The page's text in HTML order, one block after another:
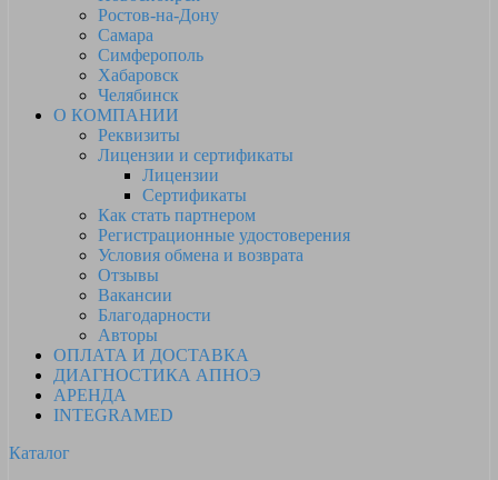
Ростов-на-Дону
Самара
Симферополь
Хабаровск
Челябинск
О КОМПАНИИ
Реквизиты
Лицензии и сертификаты
Лицензии
Сертификаты
Как стать партнером
Регистрационные удостоверения
Условия обмена и возврата
Отзывы
Вакансии
Благодарности
Авторы
ОПЛАТА И ДОСТАВКА
ДИАГНОСТИКА АПНОЭ
АРЕНДА
INTEGRAMED
Каталог